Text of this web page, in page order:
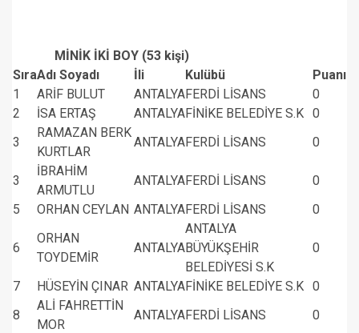
MİNİK İKİ BOY (53 kişi)
SıraAdı Soyadı İli Kulübü
Puanı
1
ARİF BULUT ANTALYAFERDİ LİSANS
0
2
İSA ERTAŞ ANTALYAFİNİKE BELEDİYE S.K 0
3
RAMAZAN BERK
KURTLAR
ANTALYAFERDİ LİSANS 0
3
İBRAHİM
ARMUTLU
ANTALYAFERDİ LİSANS
0
5
ORHAN CEYLAN ANTALYAFERDİ LİSANS 0
6
ORHAN
TOYDEMİR
ANTALYA
ANTALYA
BÜYÜKŞEHİR
BELEDİYESİ S.K
0
7 HÜSEYİN ÇINAR ANTALYAFİNİKE BELEDİYE S.K 0
8
ALİ FAHRETTİN
MOR
ANTALYAFERDİ LİSANS 0